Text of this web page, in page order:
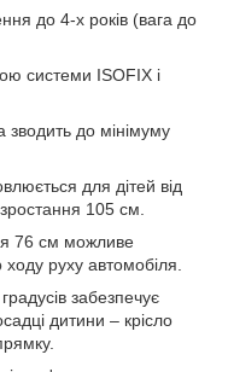
до 4-х років (вага до
системи ISOFIX і
зводить до мінімуму
для дітей від
105 см.
76 см можливе
руху автомобіля.
забезпечує
дитини – крісло